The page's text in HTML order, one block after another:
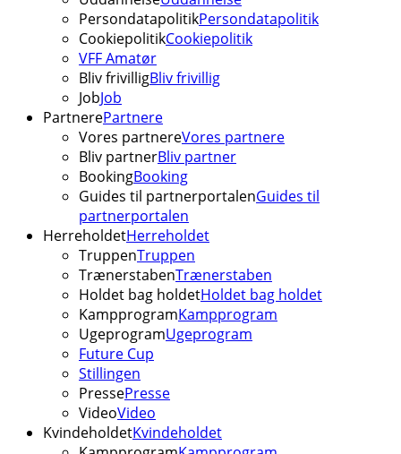
PersondatapolitikPersondatapolitik
CookiepolitikCookiepolitik
VFF Amatør
Bliv frivilligBliv frivillig
JobJob
PartnerePartnere
Vores partnereVores partnere
Bliv partnerBliv partner
BookingBooking
Guides til partnerportalenGuides til
partnerportalen
HerreholdetHerreholdet
TruppenTruppen
TrænerstabenTrænerstaben
Holdet bag holdetHoldet bag holdet
KampprogramKampprogram
UgeprogramUgeprogram
Future Cup
Stillingen
PressePresse
VideoVideo
KvindeholdetKvindeholdet